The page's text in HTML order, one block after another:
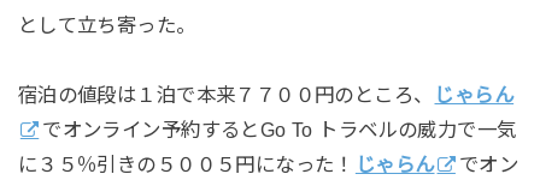
として立ち寄った。
宿泊の値段は１泊で本来７７００円のところ、
じゃらん
でオンライン予約するとGo To トラベルの威力で一気
に３５％引きの５００５円になった！
じゃらん
でオン